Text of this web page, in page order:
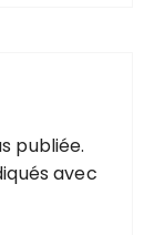
publiée.
avec